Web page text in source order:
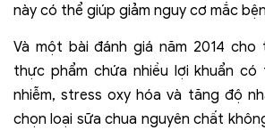
này có thể giúp giảm nguy cơ mắc
Và một bài đánh giá năm 2014
thực phẩm chứa nhiều lợi khuẩn có
nhiễm, stress oxy hóa và tăng độ
chọn loại sữa chua nguyên chất